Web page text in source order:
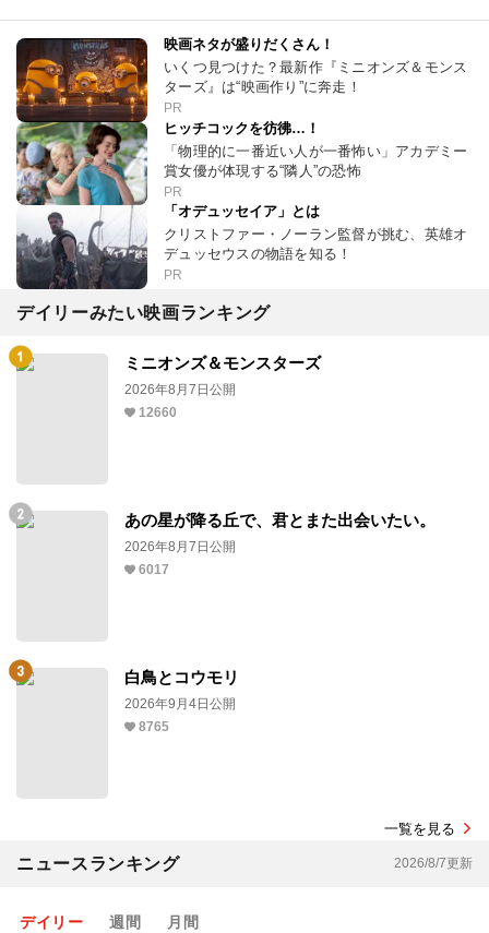
映画ネタが盛りだくさん！
いくつ見つけた？最新作『ミニオンズ＆モンス
ターズ』は“映画作り”に奔走！
PR
ヒッチコックを彷彿…！
「物理的に一番近い人が一番怖い」アカデミー
賞女優が体現する“隣人”の恐怖
PR
「オデュッセイア」とは
クリストファー・ノーラン監督が挑む、英雄オ
デュッセウスの物語を知る！
PR
デイリーみたい映画ランキング
ミニオンズ＆モンスターズ
2026年8月7日公開
12660
あの星が降る丘で、君とまた出会いたい。
2026年8月7日公開
6017
白鳥とコウモリ
2026年9月4日公開
8765
一覧を見る
ニュースランキング 2026/8/7更新
デイリー 週間 月間